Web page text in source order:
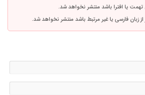
یا افترا باشد منتشر نخواهد شد.
از زبان فارسی یا غیر مرتبط باشد منتشر نخواهد شد.